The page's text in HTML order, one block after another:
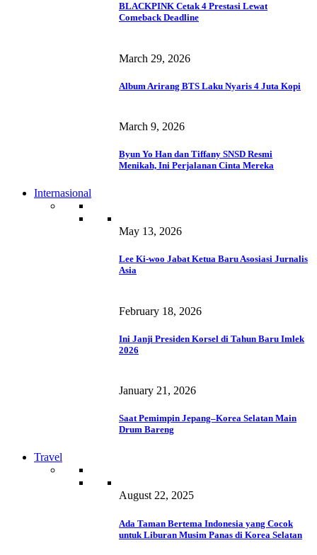
BLACKPINK Cetak 4 Prestasi Lewat
Comeback Deadline
March 29, 2026
Album Arirang BTS Laku Nyaris 4 Juta Kopi
March 9, 2026
Byun Yo Han dan Tiffany SNSD Resmi
Menikah, Ini Perjalanan Cinta Mereka
Internasional
May 13, 2026
Lee Ki-woo Jabat Ketua Baru Asosiasi Jurnalis
Asia
February 18, 2026
Ini Janji Presiden Korsel di Tahun Baru Imlek
2026
January 21, 2026
Saat Pemimpin Jepang–Korea Selatan Main
Drum Bareng
Travel
August 22, 2025
Ada Taman Bertema Indonesia yang Cocok
untuk Liburan Musim Panas di Korea Selatan